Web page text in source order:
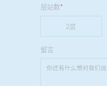
层站数*
2层
留言